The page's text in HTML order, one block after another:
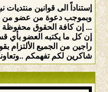
إستناداً الى قوانين
وبموجب دعوة من عضو من
... إن كافة الحقوق محفوظة
إن كل ما يكتبه العضو بأي
راجين من الجميع الألتزام
شاكرين لكم تفهمكم